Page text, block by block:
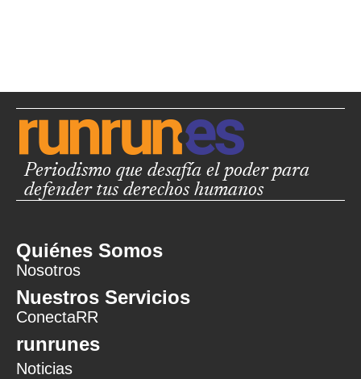
Periodismo que desafía el poder para
defender tus derechos humanos
Quiénes Somos
Nosotros
Nuestros Servicios
ConectaRR
runrunes
Noticias